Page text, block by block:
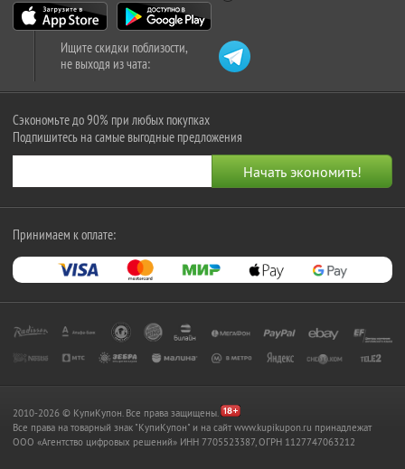
Ищите скидки поблизости,
не выходя из чата:
Сэкономьте до 90% при любых покупках
Подпишитесь на самые выгодные предложения
Принимаем к оплате:
2010-2026 © КупиКупон. Все права защищены.
Все права на товарный знак "КупиКупон" и на сайт www.kupikupon.ru принадлежат
OOO «Агентство цифровых решений» ИНН 7705523387, ОГРН 1127747063212